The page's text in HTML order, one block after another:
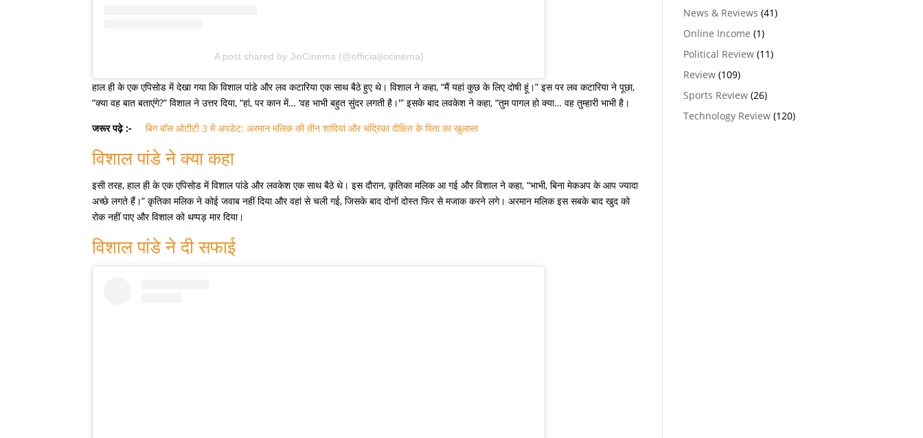
A post shared by JioCinema (@officialjiocinema)
हाल ही के एक एपिसोड में देखा गया कि विशाल पांडे और लव कटारिया एक साथ बैठे हुए थे। विशाल ने कहा, “मैं यहां कुछ के लिए दोषी हूं।” इस पर लव कटारिया ने पूछा,
“क्या वह बात बताएंगे?” विशाल ने उत्तर दिया, “हां, पर कान में… ‘वह भाभी बहुत सुंदर लगती है।'” इसके बाद लवकेश ने कहा, “तुम पागल हो क्या… वह तुम्हारी भाभी है।
जरूर पढ़े :-
बिग बॉस ओटीटी 3 में अपडेट: अरमान मलिक की तीन शादियां और चंद्रिका दीक्षित के पिता का खुलासा
विशाल पांडे ने क्या कहा
इसी तरह, हाल ही के एक एपिसोड में विशाल पांडे और लवकेश एक साथ बैठे थे। इस दौरान, कृतिका मलिक आ गई और विशाल ने कहा, “भाभी, बिना मेकअप के आप ज्यादा
अच्छे लगते हैं।” कृतिका मलिक ने कोई जवाब नहीं दिया और वहां से चली गई, जिसके बाद दोनों दोस्त फिर से मजाक करने लगे। अरमान मलिक इस सबके बाद खुद को
रोक नहीं पाए और विशाल को थप्पड़ मार दिया।
विशाल पांडे ने दी सफाई
News & Reviews (41)
Online Income (1)
Political Review(11)
Review(109)
Sports Review(26)
Technology Review(120)